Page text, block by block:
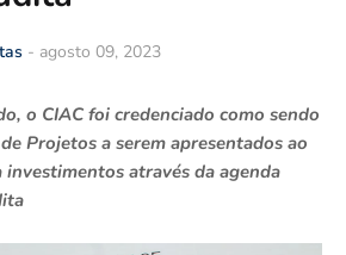
- agosto 09, 2023
o CIAC foi credenciado como sendo
Projetos a serem apresentados ao
investimentos através da agenda